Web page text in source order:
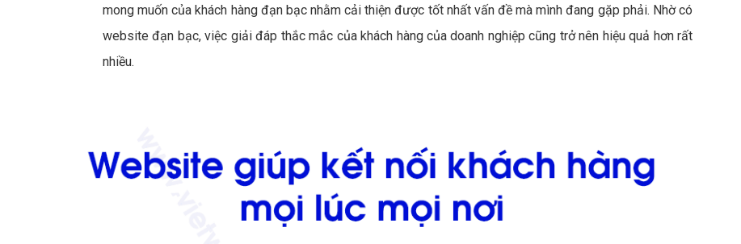
mong muốn của khách hàng đạn bạc nhằm cải thiện được tốt nhất vấn đề mà mình đang gặp phải. Nhờ có
website đạn bạc, việc giải đáp thắc mắc của khách hàng của doanh nghiệp cũng trở nên hiệu quả hơn rất
nhiều.